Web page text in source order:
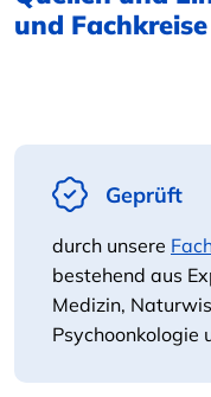
und Fachkreise
Geprüft
durch unsere
bestehend aus
Medizin,
Psychoonkologie